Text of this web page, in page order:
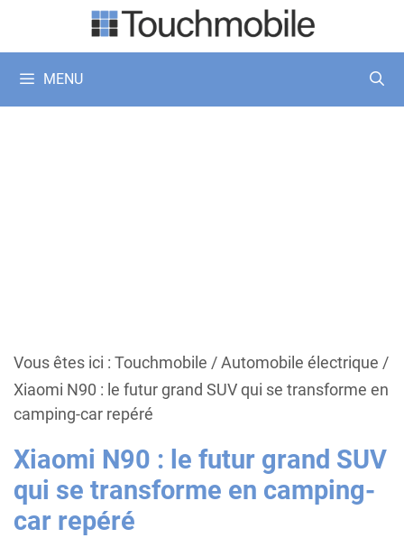
MENU
Vous êtes ici : Touchmobile /Automobile électrique /
Xiaomi N90 : le futur grand SUV qui se transforme en
camping-car repéré
Xiaomi N90 : le futur grand SUV
qui se transforme en camping-
car repéré